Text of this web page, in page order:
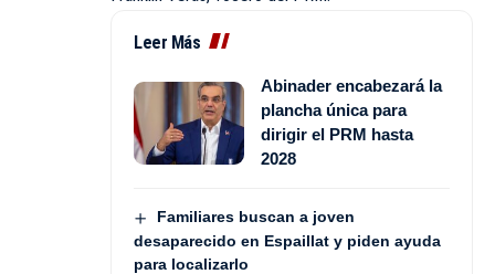
Leer Más
Abinader encabezará la
plancha única para
dirigir el PRM hasta
2028
Familiares buscan a joven
desaparecido en Espaillat y piden ayuda
para localizarlo